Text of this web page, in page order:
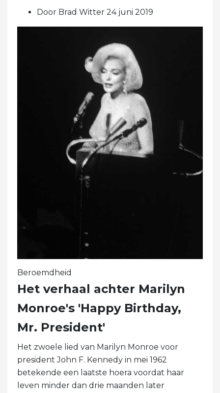
Door Brad Witter 24 juni 2019
Beroemdheid
Het verhaal achter Marilyn
Monroe's 'Happy Birthday,
Mr. President'
Het zwoele lied van Marilyn Monroe voor
president John F. Kennedy in mei 1962
betekende een laatste hoera voordat haar
leven minder dan drie maanden later